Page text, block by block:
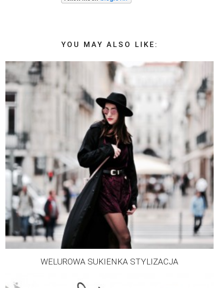
YOU MAY ALSO LIKE:
WELUROWA SUKIENKA STYLIZACJA